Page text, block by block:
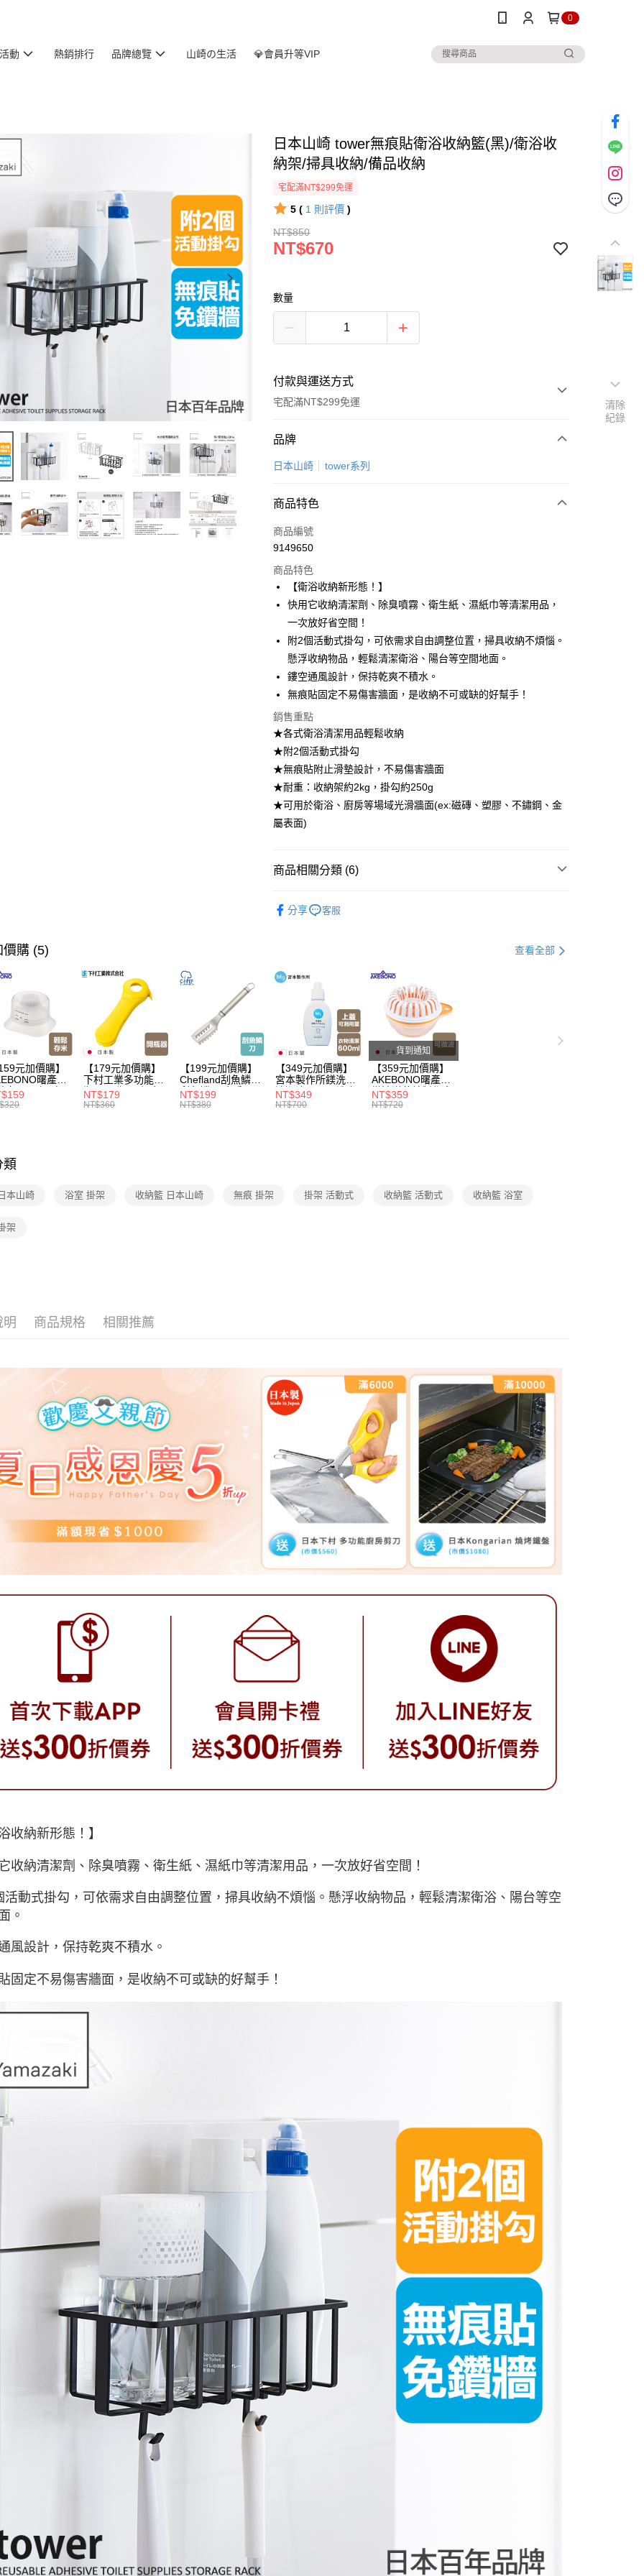
0
動 熱銷排行 品牌總覽 山崎の生活 💎會員升等VIP
日本山崎 tower無痕貼衛浴收納籃(黑)/衛浴收
納架/掃具收納/備品收納
宅配滿NT$299免運
5 ( 1 則評價 )
NT$850
NT$670
數量
付款與運送方式
宅配滿NT$299免運
付款方式
信用卡一次付款
Apple Pay
悠遊付
Google Pay
全盈+PAY
大哥付你分期
【大哥付你分期使用說明】
1.本服務由台灣大哥大提供，台灣大哥大用戶可立即使用無須另外申請。
流程，驗證手機門號後，選擇欲分期的期數、繳款截止日，確認付款後即
完成交易。
3.實際核准額度、可分期數及費用金額請依後續交易確認頁面所載為準。
消。如遇「轉專審核」未通過狀況，表示未達大哥付你分期系統評分，恕
無法說明評估內容。
【繳款方式說明】
1.分期款項不併入電信帳單，「大哥付你分期」於每月結算日後寄送繳費提
醒簡訊。
【注意事項】
用戶於交易時，得透過本服務購買商品或服務，並由商店將買賣／分期付
款買賣價金債權讓與本公司後，依約使用本公司帳單繳交帳款。
用，由本公司與您本人進行分期帳單所需資料之確認、核對及更正。
ATM付款
運送方式
全家取貨付款
每筆NT$100，滿NT$499(含以上)免運費
付款後全家取貨
每筆NT$100，滿NT$499(含以上)免運費
每筆NT$100，滿NT$499(含以上)免運費
付款後7-11取貨
每筆NT$150，滿NT$299(含以上)免運費
品牌
日本山崎 tower系列
商品特色
商品編號
9149650
商品特色
【衛浴收納新形態！】
快用它收納清潔劑、除臭噴霧、衛生紙、濕紙巾等清潔用品，
一次放好省空間！
附2個活動式掛勾，可依需求自由調整位置，掃具收納不煩惱。
懸浮收納物品，輕鬆清潔衛浴、陽台等空間地面。
鏤空通風設計，保持乾爽不積水。
無痕貼固定不易傷害牆面，是收納不可或缺的好幫手！
銷售重點
★各式衛浴清潔用品輕鬆收納
★附2個活動式掛勾
★無痕貼附止滑墊設計，不易傷害牆面
★耐重：收納架約2kg，掛勾約250g
★可用於衛浴、廚房等場域光滑牆面(ex:磁磚、塑膠、不鏽鋼、金
屬表面)
商品相關分類 (6)
【本月主打】 ▶日本熱銷補貨到$299up
【🎉歡慶父親節 瘋殺5折up】
▶【限時加價購$159up】官網獨
【🎉歡慶父親節 瘋殺5折up】 ▶歡慶父親節 ，全館瘋殺5折up
分享 客服
價購 (5) 查看全部
元加價購】
曙產業
杯漏斗組(白)/
杯/米桶/量米
【179元加價購】
下村工業多功能開
瓶器/開瓶器/餐廚
用品/料理道具/任
NT$179
NT$360
【199元加價購】
Chefland刮魚鱗刀/
刮魚鱗器/廚房用
品/料理道具/任二
NT$199
NT$380
【349元加價購】
宮本製作所鎂洗衣
清潔液600ml/洗衣
精/洗衣鎂/洗衣用
NT$349
NT$700
貨到通知
【359元加價購】
AKEBONO曙產業
微波洋芋片製作盒/
料理盒/健康零食/
NT$359
NT$720
類
本山崎 浴室 掛架 收納籃 日本山崎 無痕 掛架 掛架 活動式 收納籃 活動式 收納籃 浴室
架
明 商品規格 相關推薦
收納新形態！】
收納清潔劑、除臭噴霧、衛生紙、濕紙巾等清潔用品，一次放好省空間！
活動式掛勾，可依需求自由調整位置，掃具收納不煩惱。懸浮收納物品，輕鬆清潔衛浴、陽台等空
。
風設計，保持乾爽不積水。
固定不易傷害牆面，是收納不可或缺的好幫手！
清除
紀錄